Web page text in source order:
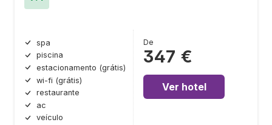
spa
piscina
estacionamento (grátis)
wi-fi (grátis)
restaurante
ac
veículo
De
347 €
Ver hotel